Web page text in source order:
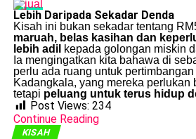
Lebih Daripada Sekadar Denda
Kisah ini bukan sekadar tentang
maruah, belas kasihan dan
lebih adil kepada golongan miskin
Ia mengingatkan kita bahawa di
perlu ada ruang untuk
Kadangkala, yang mereka
tetapi peluang untuk terus hidup
Post Views: 234
Continue Reading
KISAH